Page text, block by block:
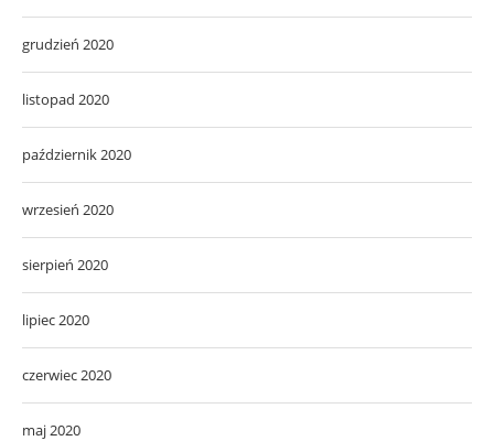
grudzień 2020
listopad 2020
październik 2020
wrzesień 2020
sierpień 2020
lipiec 2020
czerwiec 2020
maj 2020